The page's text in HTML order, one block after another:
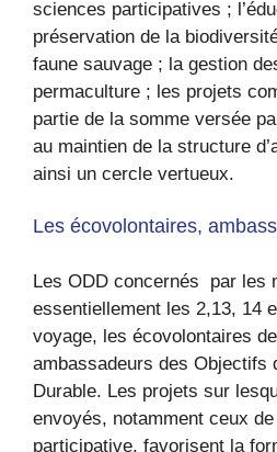
sciences participatives ;
préservation de la
faune sauvage ; la gestion
permaculture ; les projets
partie de la somme versée
au maintien de la structure
ainsi un cercle vertueux.
Les écovolontaires,
Les ODD concernés par les
essentiellement les 2,13, 14
voyage, les écovolontaires
ambassadeurs des Objectifs
Durable. Les projets sur
envoyés, notamment ceux
participative, favorisent la